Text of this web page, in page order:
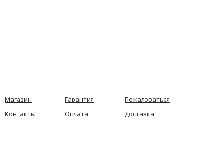
Магазин Гарантия
Пожаловаться
Контакты
Оплата Доставка